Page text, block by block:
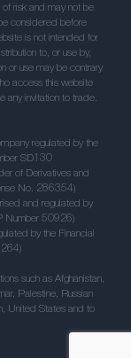
of risk and may not be
considered before
is not intended for
to, or use by,
or use may be contrary
access this website
any invitation to trade.
regulated by the
SD130
of Derivatives and
No. 286354)
and regulated by
Number 50926)
by the Financial
such as Afghanistan,
Palestine, Russian
United States and to